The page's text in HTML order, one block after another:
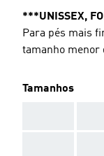
***UNISSEX,
Para pés mais
tamanho menor
Tamanhos